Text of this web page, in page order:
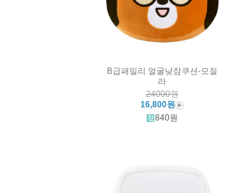
B급패밀리 얼굴낮잠쿠션-모질
라
24000원
16,800원
840원